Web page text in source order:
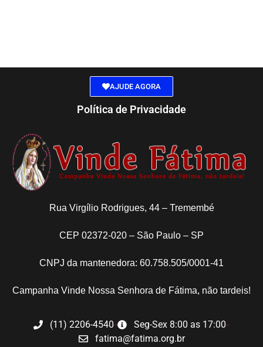
AJUDE AGORA
Política de Privacidade
Rua Virgílio Rodrigues, 44 – Tremembé
CEP 02372-020 – São Paulo – SP
CNPJ da mantenedora: 60.758.505/0001-41
Campanha Vinde Nossa Senhora de Fátima, não tardeis!
(11) 2206-4540
Seg-Sex 8:00 as 17:00
fatima@fatima.org.br